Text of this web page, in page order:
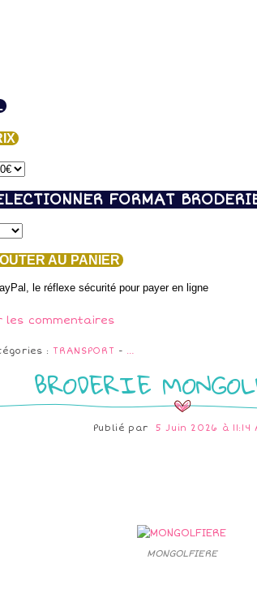
FORMAT
AU PANIER
les commentaires
: TRANSPORT - …
BRODERIE
Publié par 5 Juin 2026 à 11:14
MONGOLFIERE